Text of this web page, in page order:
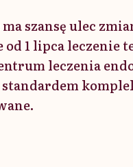
szansę ulec
od 1 lipca leczenie
leczenia